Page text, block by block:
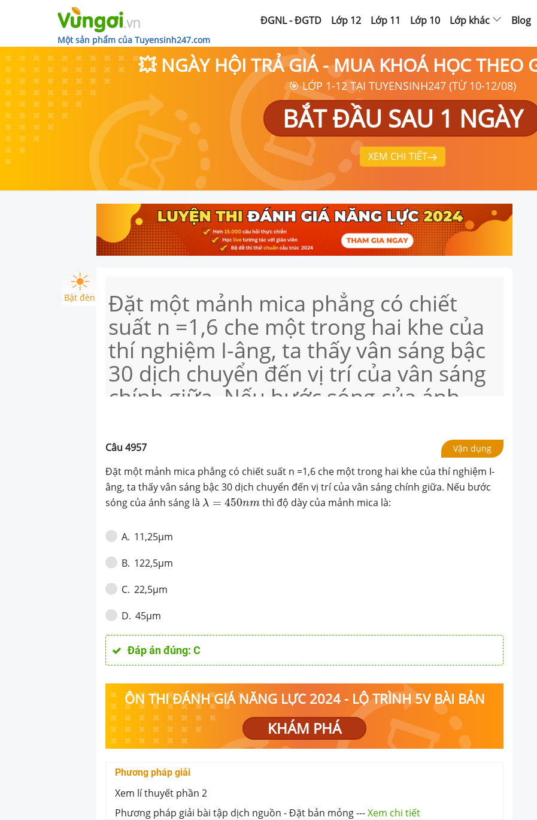
Một sản phẩm của Tuyensinh247.com
ĐGNL - ĐGTD Lớp 12 Lớp 11 Lớp 10 Lớp khác Blog
💥 NGÀY HỘI TRẢ GIÁ - MUA KHOÁ HỌC THEO
🎯 LỚP 1-12 TẠI TUYENSINH247 (TỪ 10-12/08)
BẮT ĐẦU SAU 1 NGÀY
XEM CHI TIẾT
Bật đèn Đặt một mảnh mica phẳng có chiết
suất n =1,6 che một trong hai khe của
thí nghiệm I-âng, ta thấy vân sáng bậc
30 dịch chuyển đến vị trí của vân sáng
chính giữa. Nếu bước sóng của ánh
của mảnh mica là:
Câu4957 Vận dụng
Đặt một mảnh mica phẳng có chiết suất n =1,6 che một trong hai khe của thí nghiệm I-
âng, ta thấy vân sáng bậc 30 dịch chuyển đến vị trí của vân sáng chính giữa. Nếu bước
sóng của ánh sáng là λ = 450nm
λ = 450nm thì độ dày của mảnh mica là:
A. 11,25μm
B. 122,5μm
C. 22,5μm
D. 45μm
Đáp án đúng:C
ÔN THI ĐÁNH GIÁ NĂNG LỰC 2024 - LỘ TRÌNH 5V BÀI BẢN
KHÁM PHÁ
Phương pháp giải
Xem lí thuyết phần 2
Phương pháp giải bài tập dịch nguồn - Đặt bản mỏng---Xem chi tiết